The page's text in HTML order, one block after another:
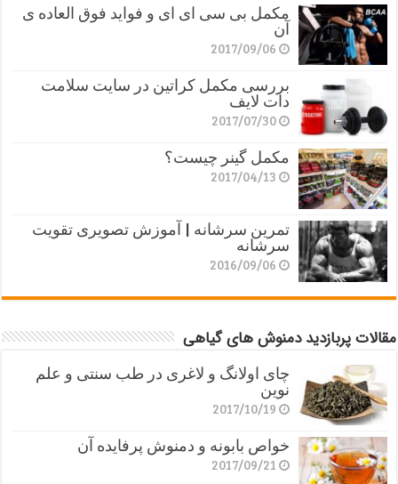
مکمل بی سی ای ای و فواید فوق العاده ی
آن
2017/09/06
بررسی مکمل کراتین در سایت سلامت
دات لایف
2017/07/30
مکمل گینر چیست؟
2017/04/13
تمرین سرشانه | آموزش تصویری تقویت
سرشانه
2016/09/06
مقالات پربازدید دمنوش های گیاهی
چای اولانگ و لاغری در طب سنتی و علم
نوین
2017/10/19
خواص بابونه و دمنوش پرفایده آن
2017/09/21